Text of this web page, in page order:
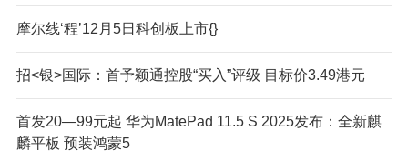
摩尔线‘程’12月5日科创板上市{}
招<银>国际：首予颖通控股“买入”评级 目标价3.49港元
首发20—99元起 华为MatePad 11.5 S 2025发布：全新麒
麟平板 预装鸿蒙5